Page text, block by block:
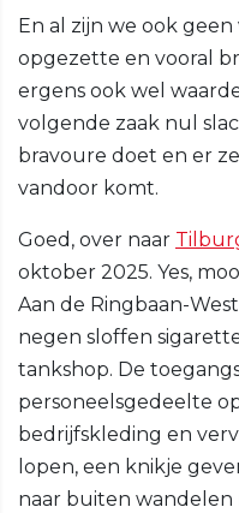
En al zijn we ook
opgezette en vooral
ergens ook wel
volgende zaak nul
bravoure doet en er
vandoor komt.
Goed, over naar
oktober 2025. Yes,
Aan de Ringbaan-
negen sloffen
tankshop. De
personeelsgedeelte
bedrijfskleding en
lopen, een knikje
naar buiten wandelen